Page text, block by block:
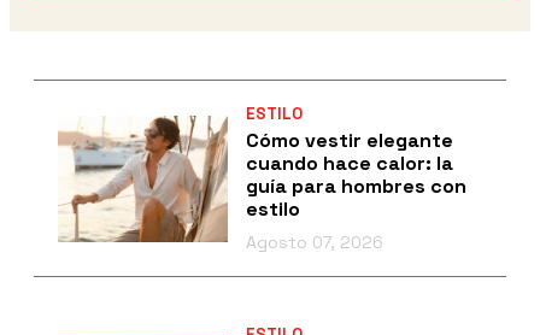
ESTILO
Cómo vestir elegante
cuando hace calor: la
guía para hombres con
estilo
Agosto 07, 2026